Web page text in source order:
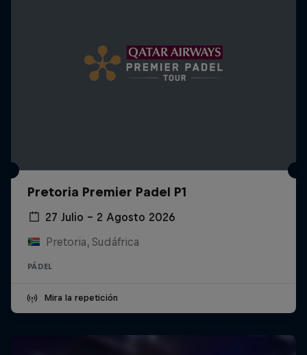
Pretoria Premier Padel P1
27 Julio – 2 Agosto 2026
Pretoria, Sudáfrica
PÁDEL
Mira la repetición